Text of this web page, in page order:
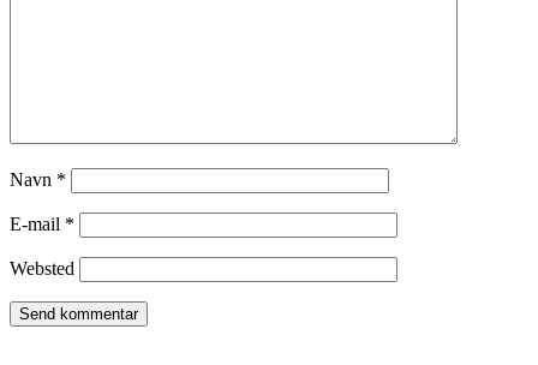
Navn *
E-mail *
Websted